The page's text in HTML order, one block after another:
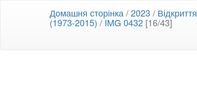
Домашня сторінка /2023 /
(1973-2015) /IMG 0432 [16/43]